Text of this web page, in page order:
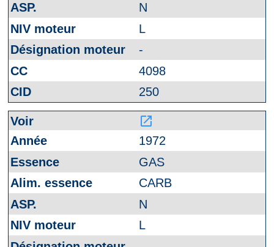
N
L
-
4098
250
launch
1972
GAS
CARB
N
L